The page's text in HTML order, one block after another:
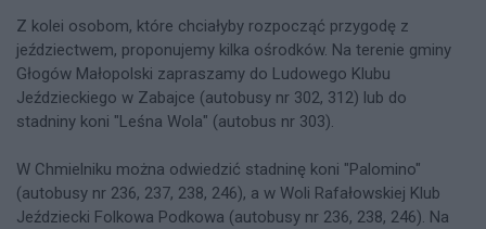
Z kolei osobom, które chciałyby rozpocząć przygodę z
jeździectwem, proponujemy kilka ośrodków. Na terenie gminy
Głogów Małopolski zapraszamy do Ludowego Klubu
Jeździeckiego w Zabajce (autobusy nr 302, 312) lub do
stadniny koni "Leśna Wola" (autobus nr 303).
W Chmielniku można odwiedzić stadninę koni "Palomino"
(autobusy nr 236, 237, 238, 246), a w Woli Rafałowskiej Klub
Jeździecki Folkowa Podkowa (autobusy nr 236, 238, 246). Na